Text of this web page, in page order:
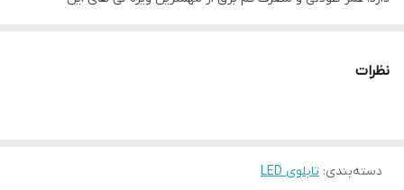
تابلو می تواند در هر موقعیتی که لازم باشد آویز شود و یا تکیه داده
باشیم. با شدت نور بالا این تابلو روز دید است و بر خلاف نمونه های دیگر
نظرات
دسته‌بندی: تابلوی LED